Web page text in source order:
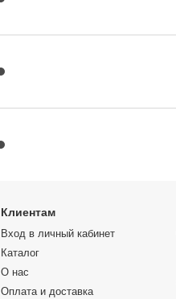
Клиентам
Вход в личный кабинет
Каталог
О нас
Оплата и доставка